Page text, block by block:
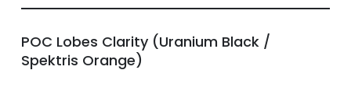
POC Lobes Clarity (Uranium Black /
Spektris Orange)